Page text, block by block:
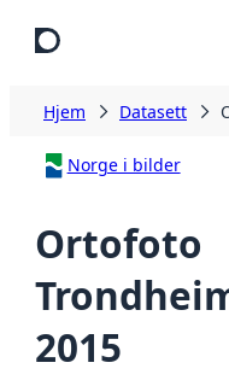
Hjem Datasett
Norge i bilder
Ortofoto
2015